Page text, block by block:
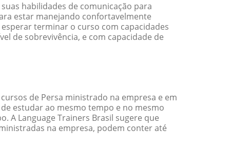
habilidades de comunicação para
estar manejando confortavelmente
terminar o curso com capacidades
de sobrevivência, e com capacidade de
de Persa ministrado na empresa e em
estudar ao mesmo tempo e no mesmo
A Language Trainers Brasil sugere que
na empresa, podem conter até